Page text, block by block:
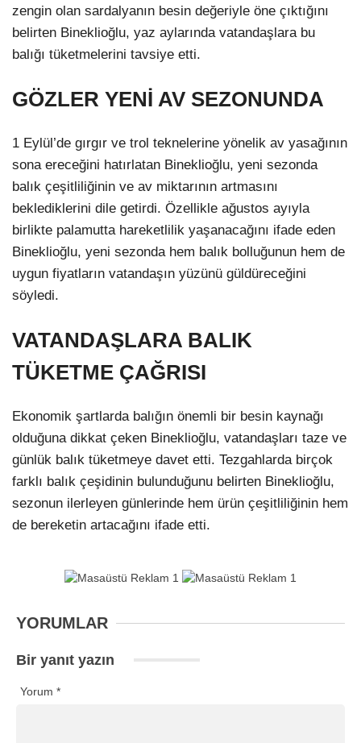
zengin olan sardalyanın besin değeriyle öne çıktığını
belirten Bineklioğlu, yaz aylarında vatandaşlara bu
balığı tüketmelerini tavsiye etti.
GÖZLER YENİ AV SEZONUNDA
1 Eylül’de gırgır ve trol teknelerine yönelik av yasağının
sona ereceğini hatırlatan Bineklioğlu, yeni sezonda
balık çeşitliliğinin ve av miktarının artmasını
beklediklerini dile getirdi. Özellikle ağustos ayıyla
birlikte palamutta hareketlilik yaşanacağını ifade eden
Bineklioğlu, yeni sezonda hem balık bolluğunun hem de
uygun fiyatların vatandaşın yüzünü güldüreceğini
söyledi.
VATANDAŞLARA BALIK
TÜKETME ÇAĞRISI
Ekonomik şartlarda balığın önemli bir besin kaynağı
olduğuna dikkat çeken Bineklioğlu, vatandaşları taze ve
günlük balık tüketmeye davet etti. Tezgahlarda birçok
farklı balık çeşidinin bulunduğunu belirten Bineklioğlu,
sezonun ilerleyen günlerinde hem ürün çeşitliliğinin hem
de bereketin artacağını ifade etti.
YORUMLAR
Bir yanıt yazın
Yorum *